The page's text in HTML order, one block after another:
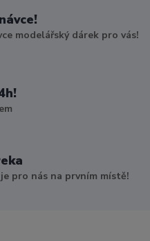
modelářský dárek pro vás!
pro nás na prvním místě!